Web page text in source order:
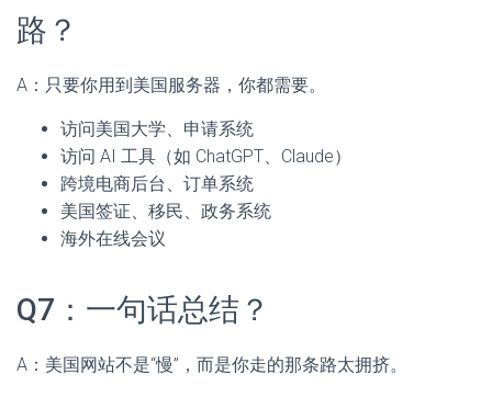
路？
A：只要你用到美国服务器，你都需要。
访问美国大学、申请系统
访问 AI 工具（如 ChatGPT、Claude）
跨境电商后台、订单系统
美国签证、移民、政务系统
海外在线会议
Q7：一句话总结？
A：美国网站不是“慢”，而是你走的那条路太拥挤。